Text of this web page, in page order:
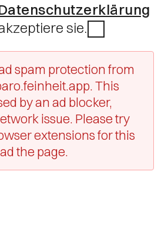
sie.
spam protection from
This
by an ad blocker,
issue. Please try
extensions for this
the page.